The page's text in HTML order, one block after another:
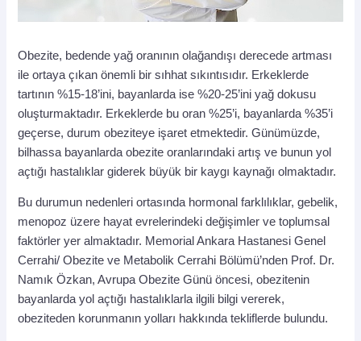
Obezite, bedende yağ oranının olağandışı derecede artması
ile ortaya çıkan önemli bir sıhhat sıkıntısıdır. Erkeklerde
tartının %15-18’ini, bayanlarda ise %20-25’ini yağ dokusu
oluşturmaktadır. Erkeklerde bu oran %25’i, bayanlarda %35’i
geçerse, durum obeziteye işaret etmektedir. Günümüzde,
bilhassa bayanlarda obezite oranlarındaki artış ve bunun yol
açtığı hastalıklar giderek büyük bir kaygı kaynağı olmaktadır.
Bu durumun nedenleri ortasında hormonal farklılıklar, gebelik,
menopoz üzere hayat evrelerindeki değişimler ve toplumsal
faktörler yer almaktadır. Memorial Ankara Hastanesi Genel
Cerrahi/ Obezite ve Metabolik Cerrahi Bölümü’nden Prof. Dr.
Namık Özkan, Avrupa Obezite Günü öncesi, obezitenin
bayanlarda yol açtığı hastalıklarla ilgili bilgi vererek,
obeziteden korunmanın yolları hakkında tekliflerde bulundu.